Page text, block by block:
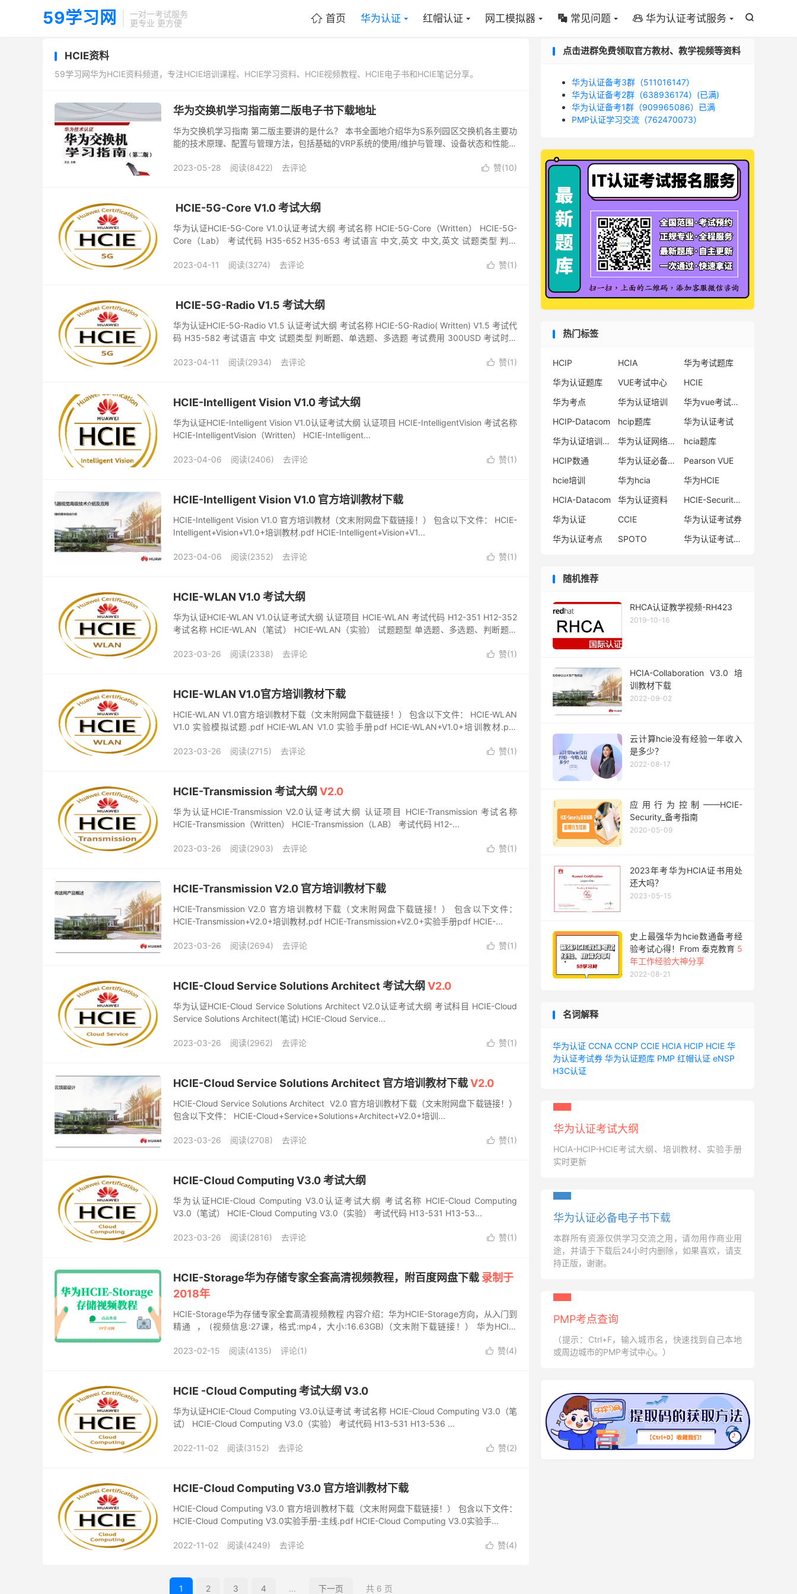
59学习网
一对一考试服务
更专业 更方便

 首页 华为认证 红帽认证 网工模拟器  常见问题  华为认证考试服务
HCIE资料
59学习网华为HCIE资料频道，专注HCIE培训课程、HCIE学习资料、HCIE视频教程、HCIE电子书和HCIE笔记分享。
华为交换机学习指南第二版电子书下载地址
华为交换机学习指南 第二版主要讲的是什么？ 本书全面地介绍华为S系列园区交换机各主要功
能的技术原理、配置与管理方法，包括基础的VRP系统的使用/维护与管理、设备状态和性能管
 赞(10)
2023-05-28 阅读(8422) 去评论
HCIE-5G-Core V1.0 考试大纲
华为认证HCIE-5G-Core V1.0认证考试大纲 考试名称 HCIE-5G-Core（Written） HCIE-5G-
Core（Lab） 考试代码 H35-652 H35-653 考试语言 中文,英文 中文,英文 试题类型 判断
 赞(1)
2023-04-11 阅读(3274) 去评论
HCIE-5G-Radio V1.5 考试大纲
华为认证HCIE-5G-Radio V1.5 认证考试大纲 考试名称 HCIE-5G-Radio( Written) V1.5 考试代
码 H35-582 考试语言 中文 试题类型 判断题、单选题、多选题 考试费用 300USD 考试时长
 赞(1)
2023-04-11 阅读(2934) 去评论
HCIE-Intelligent Vision V1.0 考试大纲
华为认证HCIE-Intelligent Vision V1.0认证考试大纲 认证项目 HCIE-IntelligentVision 考试名称
HCIE-IntelligentVision（Written） HCIE-Intelligent...
 赞(1)
2023-04-06 阅读(2406) 去评论
HCIE-Intelligent Vision V1.0 官方培训教材下载
HCIE-Intelligent Vision V1.0 官方培训教材（文末附网盘下载链接！） 包含以下文件： HCIE-
Intelligent+Vision+V1.0+培训教材.pdf HCIE-Intelligent+Vision+V1...
 赞(1)
2023-04-06 阅读(2352) 去评论
HCIE-WLAN V1.0 考试大纲
华为认证HCIE-WLAN V1.0认证考试大纲 认证项目 HCIE-WLAN 考试代码 H12-351 H12-352
考试名称 HCIE-WLAN（笔试） HCIE-WLAN（实验） 试题题型 单选题、多选题、判断题、
 赞(1)
2023-03-26 阅读(2338) 去评论
HCIE-WLAN V1.0官方培训教材下载
HCIE-WLAN V1.0官方培训教材下载（文末附网盘下载链接！） 包含以下文件： HCIE-WLAN
V1.0 实验模拟试题.pdf HCIE-WLAN V1.0 实验手册pdf HCIE-WLAN+V1.0+培训教材.pdf
 赞(1)
2023-03-26 阅读(2715) 去评论
HCIE-Transmission 考试大纲 V2.0
华为认证HCIE-Transmission V2.0认证考试大纲 认证项目 HCIE-Transmission 考试名称
HCIE-Transmission（Written） HCIE-Transmission（LAB） 考试代码 H12-...
 赞(1)
2023-03-26 阅读(2903) 去评论
HCIE-Transmission V2.0 官方培训教材下载
HCIE-Transmission V2.0 官方培训教材下载（文末附网盘下载链接！） 包含以下文件：
HCIE-Transmission+V2.0+培训教材.pdf HCIE-Transmission+V2.0+实验手册pdf HCIE-...
 赞(1)
2023-03-26 阅读(2694) 去评论
HCIE-Cloud Service Solutions Architect 考试大纲 V2.0
华为认证HCIE-Cloud Service Solutions Architect V2.0认证考试大纲 考试科目 HCIE-Cloud
Service Solutions Architect(笔试) HCIE-Cloud Service...
 赞(1)
2023-03-26 阅读(2962) 去评论
HCIE-Cloud Service Solutions Architect 官方培训教材下载V2.0
HCIE-Cloud Service Solutions Architect V2.0 官方培训教材下载（文末附网盘下载链接！）
包含以下文件： HCIE-Cloud+Service+Solutions+Architect+V2.0+培训...
 赞(1)
2023-03-26 阅读(2708) 去评论
HCIE-Cloud Computing V3.0 考试大纲
华为认证HCIE-Cloud Computing V3.0认证考试大纲 考试名称 HCIE-Cloud Computing
V3.0（笔试） HCIE-Cloud Computing V3.0（实验） 考试代码 H13-531 H13-53...
 赞(1)
2023-03-26 阅读(2816) 去评论
HCIE-Storage华为存储专家全套高清视频教程，附百度网盘下载 录制于
2018年
HCIE-Storage华为存储专家全套高清视频教程 内容介绍：华为HCIE-Storage方向，从入门到
精通 ， (视频信息:27课，格式:mp4，大小:16.63GB)（文末附下载链接！） 华为HCIE-
 赞(4)
2023-02-15 阅读(4135) 评论(1)
HCIE -Cloud Computing 考试大纲 V3.0
华为认证HCIE-Cloud Computing V3.0认证考试 考试名称 HCIE-Cloud Computing V3.0（笔
试） HCIE-Cloud Computing V3.0（实验） 考试代码 H13-531 H13-536 ...
 赞(2)
2022-11-02 阅读(3152) 去评论
HCIE-Cloud Computing V3.0 官方培训教材下载
HCIE-Cloud Computing V3.0 官方培训教材下载（文末附网盘下载链接！） 包含以下文件：
HCIE-Cloud Computing V3.0实验手册-主线.pdf HCIE-Cloud Computing V3.0实验手...
 赞(4)
2022-11-02 阅读(4249) 去评论
1 2 3 4 ... 下一页 共 6 页
点击进群免费领取官方教材、教学视频等资料
华为认证备考3群（511016147）
华为认证备考2群（638936174）(已满)
华为认证备考1群（909965086）已满
PMP认证学习交流（762470073）
热门标签
HCIP HCIA
华为考试题库
华为认证题库
VUE考试中心
HCIE
华为考点
华为认证培训
华为vue考试中心
HCIP-Datacom
hcip题库
华为认证考试
华为认证培训机构
华为认证网络工程师
hcia题库
HCIP数通
华为认证必备电子书系列
Pearson VUE
hcie培训
华为hcia
华为HCIE
HCIA-Datacom
华为认证资料
HCIE-Security备考指南
华为认证
CCIE
华为认证考试券
华为认证考点
SPOTO 华为认证考试费用
随机推荐
RHCA认证教学视频-RH423
2019-10-16
HCIA-Collaboration V3.0 培
训教材下载
2022-09-02
云计算hcie没有经验一年收入
是多少？
2022-08-17
应用行为控制——HCIE-
Security_备考指南
2020-05-09
2023年考华为HCIA证书用处
还大吗？
2023-05-15
史上最强华为hcie数通备考经
验考试心得！From 泰克教育 5
年工作经验大神分享
2022-08-21
名词解释
华为认证 CCNA CCNP CCIE HCIA HCIP HCIE 华
为认证考试券 华为认证题库 PMP 红帽认证 eNSP
H3C认证
华为认证考试大纲
HCIA-HCIP-HCIE考试大纲、培训教材、实验手册
实时更新
华为认证必备电子书下载
本群所有资源仅供学习交流之用，请勿用作商业用
途，并请于下载后24小时内删除，如果喜欢，请支
持正版，谢谢。
PMP考点查询
（提示：Ctrl+F，输入城市名，快速找到自己本地
或周边城市的PMP考试中心。）